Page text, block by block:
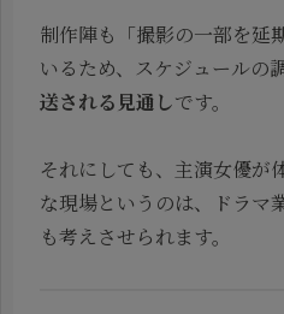
制作陣も「撮影の一部を延
いるため、スケジュールの
送される見通しです。
それにしても、主演女優が
な現場というのは、ドラマ
も考えさせられます。